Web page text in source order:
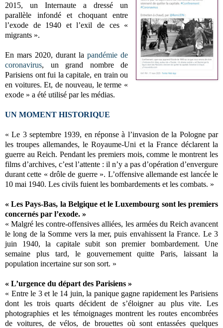
2015, un Internaute a dressé un
parallèle infondé et choquant entre
l’exode de 1940 et l’exil de ces «
migrants ».
En mars 2020, durant lapandémie de
coronavirus, un grand nombre de
Parisiens ont fui la capitale, en train ou
en voitures. Et, de nouveau, le terme «
exode » a été utilisé par les médias.
UN MOMENT HISTORIQUE
« Le 3 septembre 1939, en réponse à l’invasion de la Pologne par
les troupes allemandes, le Royaume-Uni et la France déclarent la
guerre au Reich. Pendant les premiers mois, comme le montrent les
films d’archives, c’est l’attente : il n’y a pas d’opération d’envergure
durant cette « drôle de guerre ». L’offensive allemande est lancée le
10 mai 1940. Les civils fuient les bombardements et les combats. »
« Les Pays-Bas, la Belgique et le Luxembourg sont les premiers
concernés par l’exode. »
« Malgré les contre-offensives alliées, les armées du Reich avancent
le long de la Somme vers la mer, puis envahissent la France. Le 3
juin 1940, la capitale subit son premier bombardement. Une
semaine plus tard, le gouvernement quitte Paris, laissant la
population incertaine sur son sort. »
« L’urgence du départ des Parisiens »
« Entre le 3 et le 14 juin, la panique gagne rapidement les Parisiens
dont les trois quarts décident de s’éloigner au plus vite. Les
photographies et les témoignages montrent les routes encombrées
de voitures, de vélos, de brouettes où sont entassées quelques